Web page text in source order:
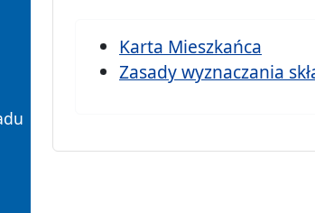
Karta Mieszkańca
Zasady wyznaczania